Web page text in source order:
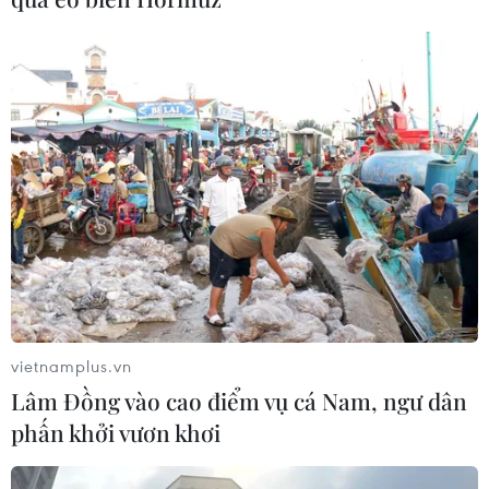
trong lịch sử
04/08/2026 15:17
Tây Ban Nha phát trực tiếp nhật thực
toàn phần từ độ cao 9.000 m
04/08/2026 13:23
Tàu chở hàng của Thổ Nhĩ Kỳ bị tấn
công trên Biển Đen
04/08/2026 05:54
Vì sao Google khiến Mỹ và
EU đối đầu về chủ quyền số?
vietnamplus.vn
Lâm Đồng vào cao điểm vụ cá Nam, ngư dân
phấn khởi vươn khơi